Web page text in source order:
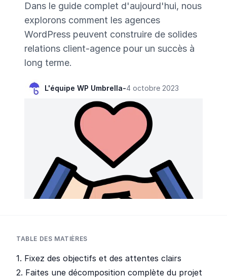
Dans le guide complet d'aujourd'hui, nous
explorons comment les agences
WordPress peuvent construire de solides
relations client-agence pour un succès à
long terme.
L'équipe WP Umbrella-4 octobre 2023
TABLE DES MATIÈRES
1. Fixez des objectifs et des attentes clairs
2. Faites une décomposition complète du projet